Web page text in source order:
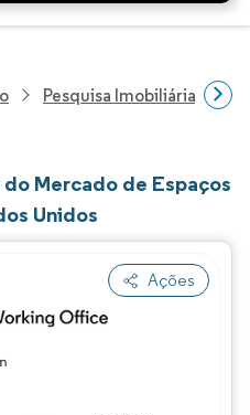
Pesquisa Imobiliária E De
Mercado de Espaços
Unidos
Ações